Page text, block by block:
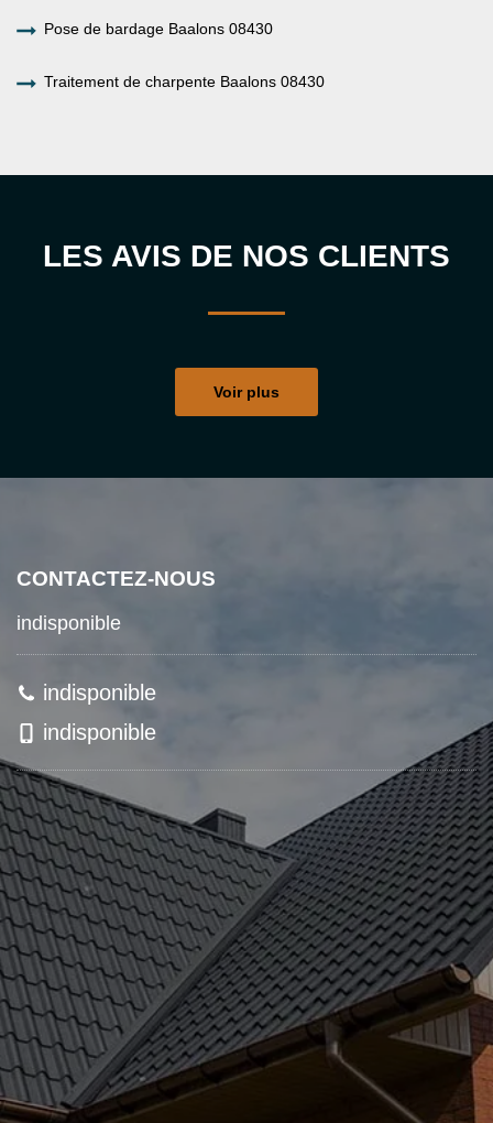
Pose de bardage Baalons 08430
Traitement de charpente Baalons 08430
LES AVIS DE NOS CLIENTS
Voir plus
CONTACTEZ-NOUS
indisponible
indisponible
indisponible